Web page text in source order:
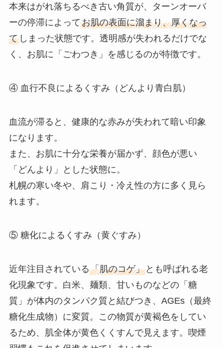
本来はがれ落ちるべき古い角質が、ターンオーバ
ーの停滞によってお肌の表面に溜まり、厚くなっ
てしまった状態です。透明感が失われるだけでな
く、お肌に「ごわつき」を感じるのが特徴です。
④ 血行不良によるくすみ（どんより青白肌）
血流が滞ると、健康的な赤みが失われて暗い印象
になります。
また、お肌に十分な栄養が届かず、顔色が悪い
「どんより」とした状態に。
札幌の寒い冬や、肩こり・冷え性の方に多く見ら
れます。
⑤ 糖化によるくすみ（黄ぐすみ）
近年注目されている「肌のコゲ」とも呼ばれる老
化現象です。白米、麺類、甘いものなどの「糖
質」が体内のタンパク質と結びつき、AGEs（最終
糖化生成物）に変質。この物質が黄褐色をしてい
るため、肌全体が黄色くくすんで見えます。喫煙